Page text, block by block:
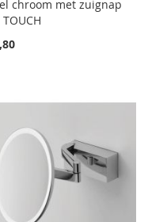
chroom met zuignap
TOUCH